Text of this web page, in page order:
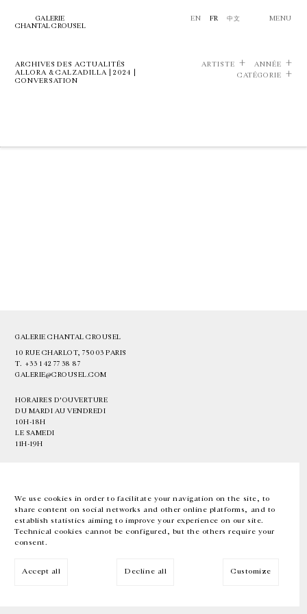
We use cookies in order to facilitate your navigation on the site, to
share content on social networks and other online platforms, and to
establish statistics aiming to improve your experience on our site.
Technical cookies cannot be configured, but the others require your
consent.
Accept all Decline all Customize
GALERIE
CHANTAL CROUSEL
EN FR 中文 MENU
ARCHIVES DES ACTUALITÉS
ALLORA & CALZADILLA | 2024 |
CONVERSATION
ARTISTE
ANNÉE
CATÉGORIE
GALERIE CHANTAL CROUSEL
10 RUE CHARLOT, 75003 PARIS
T. +33 1 42 77 38 87
GALERIE@CROUSEL.COM
HORAIRES D'OUVERTURE
DU MARDI AU VENDREDI
10H-18H
LE SAMEDI
11H-19H
EN FR 中文 Facebook Instagram
Inscrivez-vous à notre newsletter